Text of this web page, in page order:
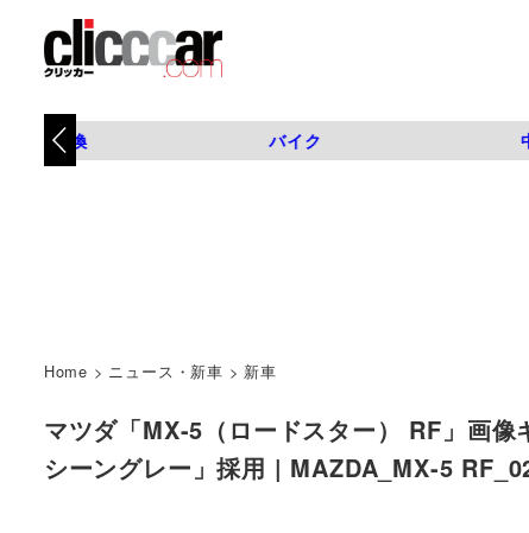
タイヤ交換 バイク
Home > ニュース・新車 > 新車
マツダ「MX-5（ロードスター） RF」画
シーングレー」採用 | MAZDA_MX-5